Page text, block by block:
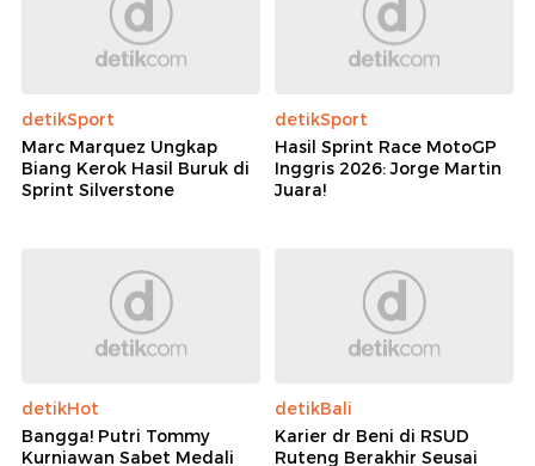
detikSport
Marc Marquez Ungkap
Biang Kerok Hasil Buruk di
Sprint Silverstone
detikSport
Hasil Sprint Race MotoGP
Inggris 2026: Jorge Martin
Juara!
detikHot
Bangga! Putri Tommy
Kurniawan Sabet Medali
detikBali
Karier dr Beni di RSUD
Ruteng Berakhir Seusai